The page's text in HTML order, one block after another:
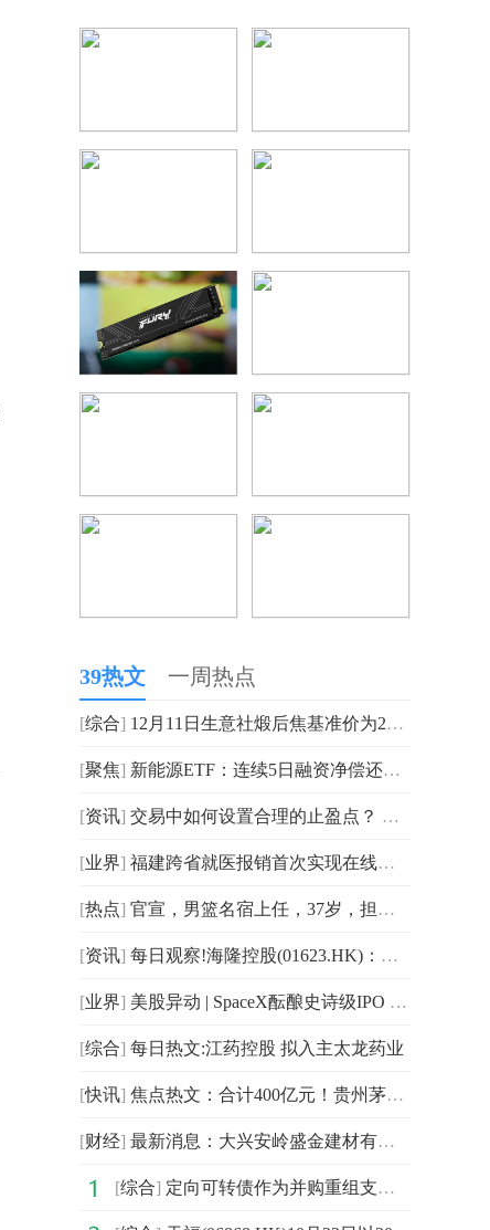
39热文 一周热点
[综合] 12月11日生意社煅后焦基准价为2350.00元/吨 看热讯
[聚焦] 新能源ETF：连续5日融资净偿还累计815.48万元（12-10）_每日热闻
[资讯] 交易中如何设置合理的止盈点？ 今日聚焦
[业界] 福建跨省就医报销首次实现在线快办
[热点] 官宣，男篮名宿上任，37岁，担任总经理，曾被前妻卷走资产
[资讯] 每日观察!海隆控股(01623.HK)：展开同意征求公告有关其:于二零二四年到期的9.75%优先有抵押票据(S规例票据:ISIN XS2344083139╱通用
[业界] 美股异动 | SpaceX酝酿史诗级IPO Destiny Tech100(DXYZ.US)涨近12%
[综合] 每日热文:江药控股 拟入主太龙药业
[快讯] 焦点热文：合计400亿元！贵州茅台、五粮液向股东派发“大红包”
[财经] 最新消息：大兴安岭盛金建材有限公司成立 注册资本10万人民币
[综合] 定向可转债作为并购重组支付工具须关注三大问题|消息